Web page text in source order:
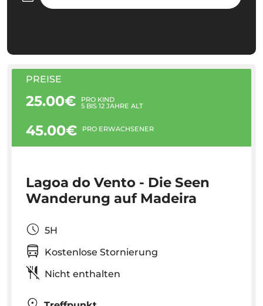
PREISE
25.00€ PRO KIND
5 BIS 12 JAHRE ALT
45.00€ PRO ERWACHSENER
Lagoa do Vento - Die Seen
Wanderung auf Madeira
5H
Kostenlose Stornierung
Nicht enthalten